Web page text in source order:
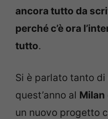
ancora tutto da
perché c’è ora
tutto.
Si è parlato tanto
quest’anno al Milan
un nuovo progetto